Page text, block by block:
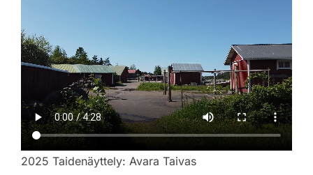
2025 Taidenäyttely: Avara Taivas